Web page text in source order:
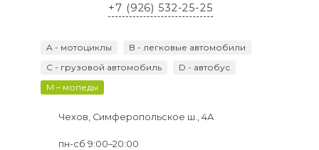
+7 (926) 532-25-25
A - мотоциклы
B - легковые автомобили
C - грузовой автомобиль
D - автобус
M – мопеды
Чехов, Симферопольское ш., 4А
пн-сб 9:00–20:00